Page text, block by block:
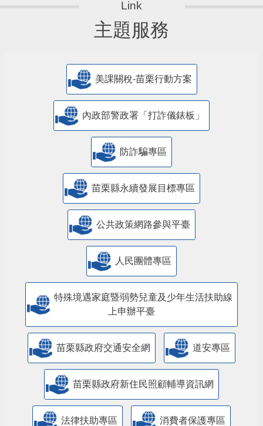
主題服務
美課關稅-苗栗行動方案
內政部警政署「打詐儀錶板」
防詐騙專區
苗栗縣永續發展目標專區
公共政策網路參與平臺
人民團體專區
特殊境遇家庭暨弱勢兒童及少年生活扶助線
上申辦平臺
苗栗縣政府交通安全網 道安專區
苗栗縣政府新住民照顧輔導資訊網
法律扶助專區 消費者保護專區